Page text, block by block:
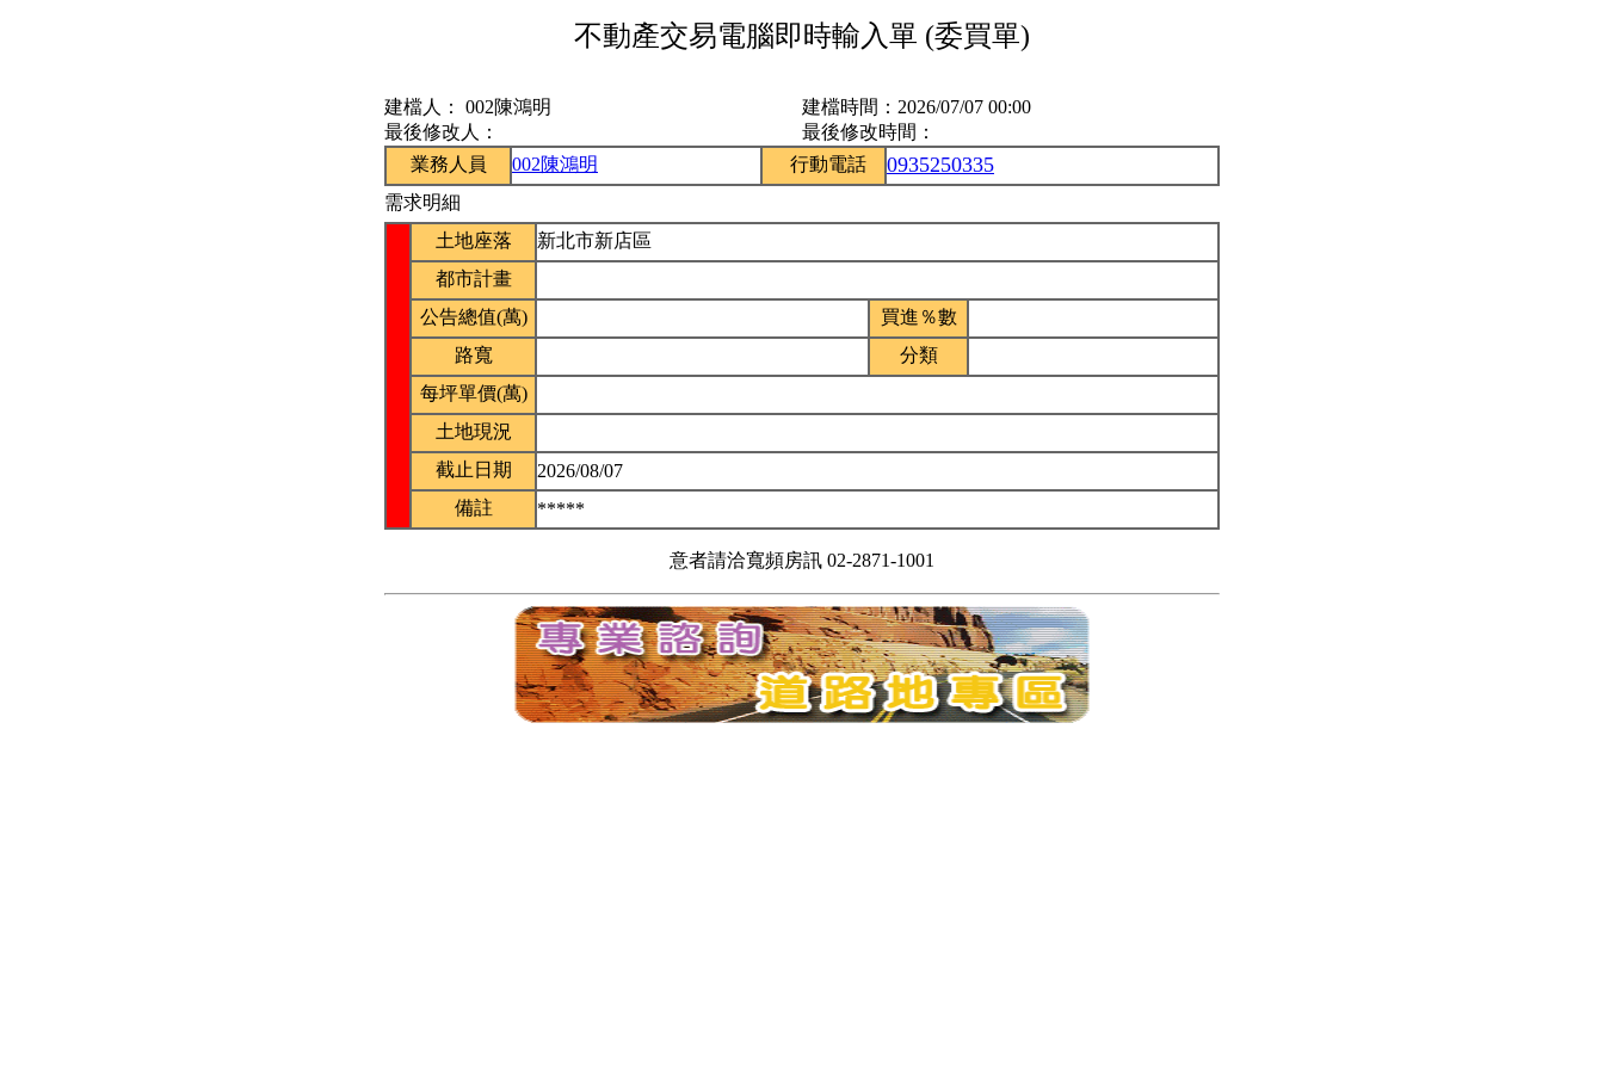
不動產交易電腦即時輸入單 (委買單)
建檔人： 002陳鴻明 建檔時間： 2026/07/07 00:00
最後修改人：
最後修改時間：
業務人員
002陳鴻明 行動電話 0935250335
需求明細
土地座落
新北市新店區
都市計畫
公告總值(萬)
買進％數
路寬
分類
每坪單價(萬)
土地現況
截止日期
2026/08/07
備註
*****
意者請洽寬頻房訊 02-2871-1001